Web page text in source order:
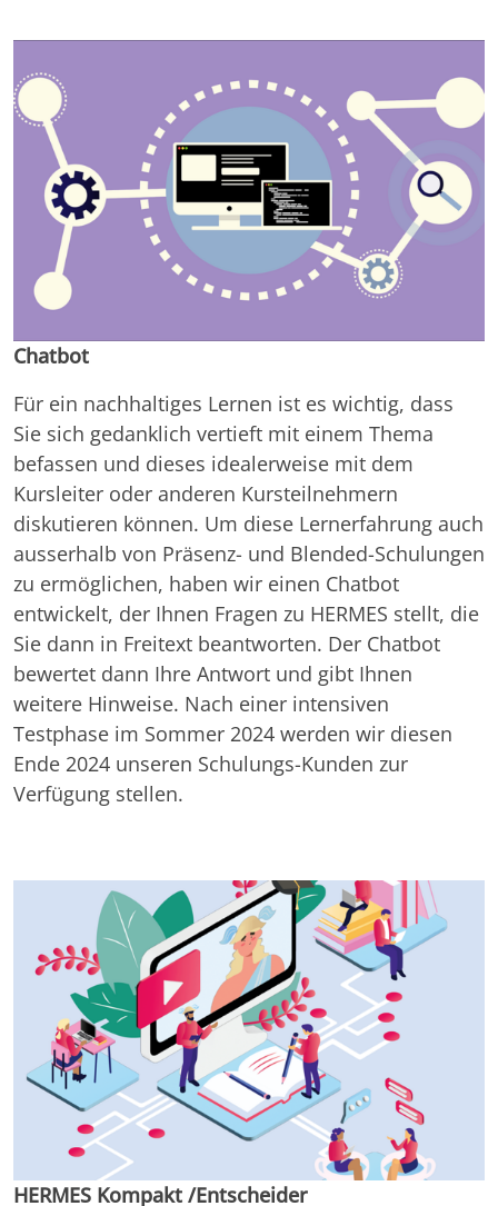
Chatbot
Für ein nachhaltiges Lernen ist es wichtig, dass
Sie sich gedanklich vertieft mit einem Thema
befassen und dieses idealerweise mit dem
Kursleiter oder anderen Kursteilnehmern
diskutieren können. Um diese Lernerfahrung auch
ausserhalb von Präsenz- und Blended-Schulungen
zu ermöglichen, haben wir einen Chatbot
entwickelt, der Ihnen Fragen zu HERMES stellt, die
Sie dann in Freitext beantworten. Der Chatbot
bewertet dann Ihre Antwort und gibt Ihnen
weitere Hinweise. Nach einer intensiven
Testphase im Sommer 2024 werden wir diesen
Ende 2024 unseren Schulungs-Kunden zur
Verfügung stellen.
HERMES Kompakt /Entscheider